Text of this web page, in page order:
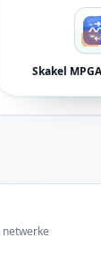
Skakel